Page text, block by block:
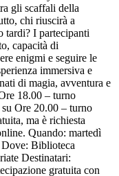
gli scaffali della
chi riuscirà a
tardi? I partecipanti
capacità di
enigmi e seguire le
immersiva e
di magia, avventura e
18.00 – turno
Ore 20.00 – turno
ma è richiesta
Quando: martedì
Biblioteca
Destinatari:
gratuita con